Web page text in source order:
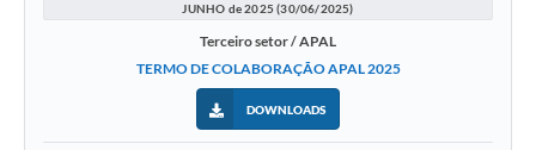
JUNHO de 2025 (30/06/2025)
Terceiro setor / APAL
TERMO DE COLABORAÇÃO APAL 2025
DOWNLOADS